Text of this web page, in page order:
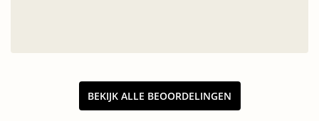
BEKIJK ALLE BEOORDELINGEN